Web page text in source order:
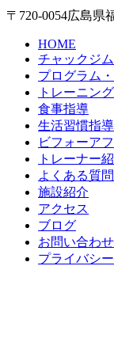
〒720-0054 広島県
HOME
チャックジ
プログラム
トレーニング
食事指導
生活習慣指導
ビフォーア
トレーナー
よくある質問
施設紹介
アクセス
ブログ
お問い合わせ
プライバシ